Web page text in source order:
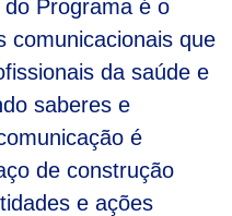
Programa é o
comunicacionais que
da saúde e
saberes e
é
de construção
e ações